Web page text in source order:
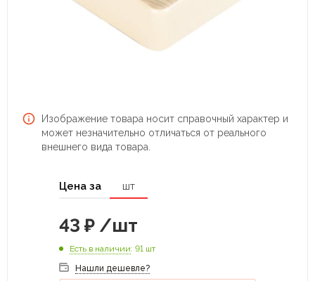
Изображение товара носит справочный характер и
может незначительно отличаться от реального
внешнего вида товара.
Цена за шт
43 ₽ /шт
Есть в наличии: 91 шт
Нашли дешевле?